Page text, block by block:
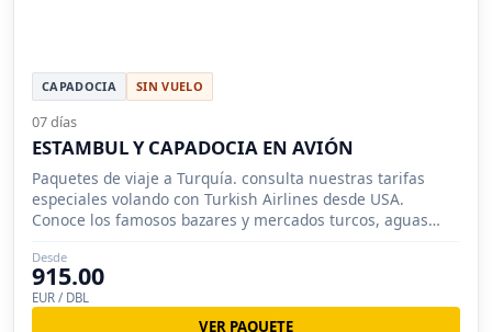
CAPADOCIA SIN VUELO
07 días
ESTAMBUL Y CAPADOCIA EN AVIÓN
Paquetes de viaje a Turquía. consulta nuestras tarifas
especiales volando con Turkish Airlines desde USA.
Conoce los famosos bazares y mercados turcos, aguas
Desde
915.00
EUR / DBL
VER PAQUETE